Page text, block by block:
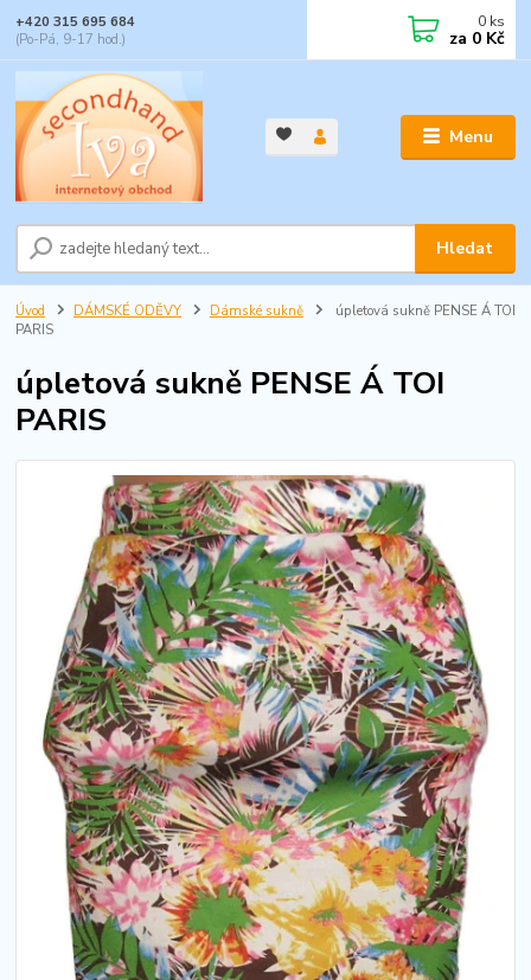
Menu
Hledat
+420 315 695 684
(Po-Pá, 9-17 hod.)
0 ks
za 0 Kč
Úvod DÁMSKÉ ODĚVY Dámské sukně
úpletová sukně PENSE Á TOI
PARIS
úpletová sukně PENSE Á TOI
PARIS